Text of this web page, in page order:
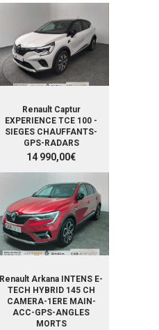
Renault Captur
EXPERIENCE TCE 100 -
SIEGES CHAUFFANTS-
GPS-RADARS
14 990,00€
Renault Arkana INTENS E-
TECH HYBRID 145 CH
CAMERA-1ERE MAIN-
ACC-GPS-ANGLES
MORTS